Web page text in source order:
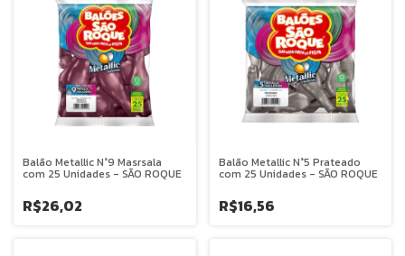
Balão Metallic N°9 Masrsala
com 25 Unidades - SÃO ROQUE
R$26,02
Balão Metallic N°5 Prateado
com 25 Unidades - SÃO ROQUE
R$16,56